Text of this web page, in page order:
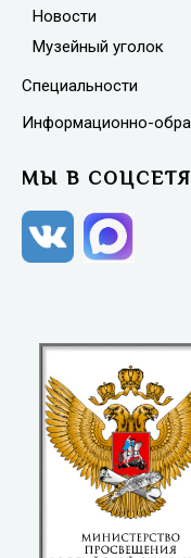
Новости
Музейный уголок
Специальности
Информационно-
МЫ В